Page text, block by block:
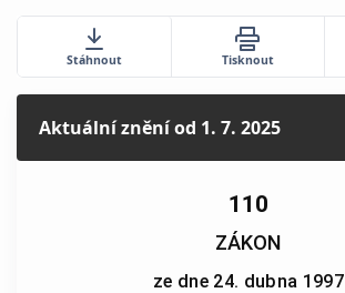
Stáhnout Tisknout
Aktuální zněníod 1. 7. 2025
110
ZÁKON
ze dne 24. dubna 1997